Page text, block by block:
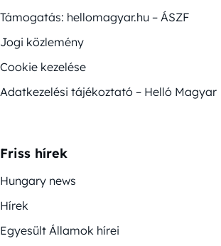
Támogatás: hellomagyar.hu – ÁSZF
Jogi közlemény
Cookie kezelése
Adatkezelési tájékoztató – Helló Magyar
Friss hírek
Hungary news
Hírek
Egyesült Államok hírei